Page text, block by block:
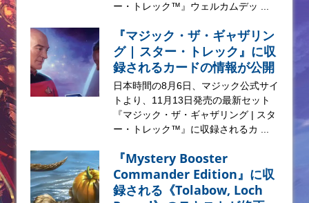
ー・トレック™』ウェルカムデッ ...
『マジック・ザ・ギャザリン
グ | スター・トレック』に収
録されるカードの情報が公開
日本時間の8月6日、マジック公式サイ
トより、11月13日発売の最新セット
『マジック・ザ・ギャザリング | スタ
ー・トレック™』に収録されるカ ...
『Mystery Booster
Commander Edition』に収
録される《Tolabow, Loch